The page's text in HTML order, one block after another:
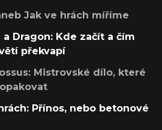
Jak ve hrách míříme
a Dragon: Kde začít a čím
překvapí
Mistrovské dílo, které
Přínos, nebo betonové